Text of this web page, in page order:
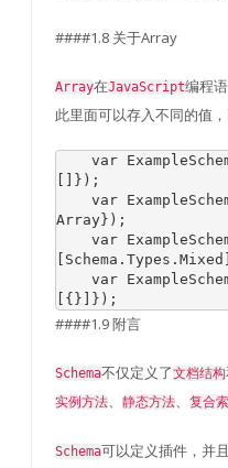
####1.8 关于Array
Array在JavaScript编程
此里面可以存入不同的值
var
[]});
var
Array });
var
Schema . Types . Mixed
var
[{}]});
####1.9 附言
Schema不仅定义了文档结构
实例方法、 静态方法、 复合索
Schema可以定义插件，并